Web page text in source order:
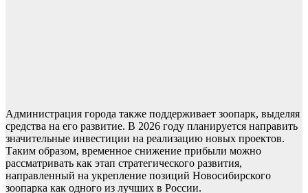
Администрация города также поддерживает зоопарк, выделяя
средства на его развитие. В 2026 году планируется направить
значительные инвестиции на реализацию новых проектов.
Таким образом, временное снижение прибыли можно
рассматривать как этап стратегического развития,
направленный на укрепление позиций Новосибирского
зоопарка как одного из лучших в России.